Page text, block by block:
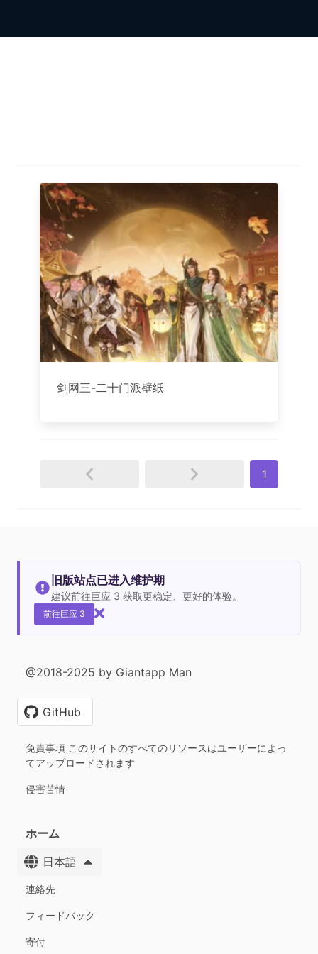
剑网三-二十门派壁纸
1
旧版站点已进入维护期
建议前往巨应 3 获取更稳定、更好的体验。
前往巨应 3
@2018-2025 by Giantapp Man
GitHub
免責事項 このサイトのすべてのリソースはユーザーによっ
てアップロードされます
侵害苦情
ホーム
日本語
連絡先
フィードバック
寄付